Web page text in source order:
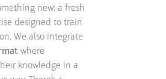
new: a fresh
designed to train
We also integrate
where
knowledge in a